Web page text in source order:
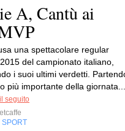
A, Cantù ai
una spettacolare regular
del campionato italiano,
i suoi ultimi verdetti.
più importante della giornata...
seguito
SPORT